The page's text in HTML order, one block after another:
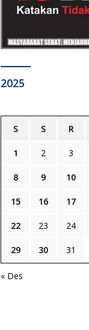
2025
S S R
1 2 3
8 9 10
15 16 17
22 23 24
29 30 31
« Des